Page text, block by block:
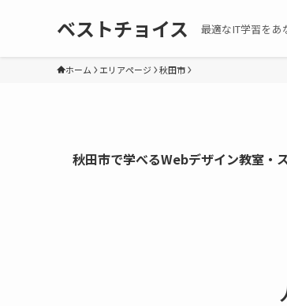
ベストチョイス 最適なIT学習をあ
ホーム エリアページ 秋田市
秋田市で学べるWebデザイン教室・